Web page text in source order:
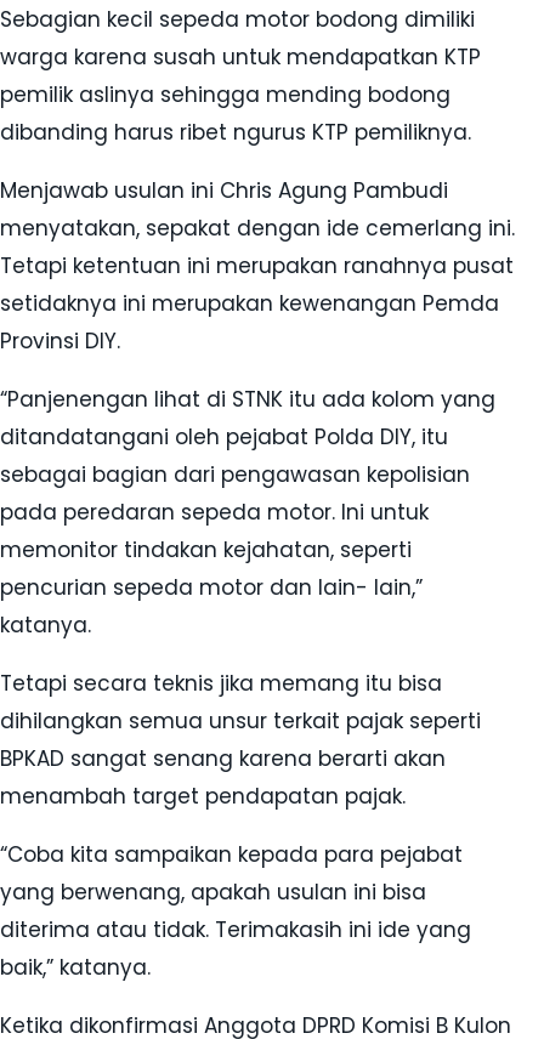
Sebagian kecil sepeda motor bodong dimiliki
warga karena susah untuk mendapatkan KTP
pemilik aslinya sehingga mending bodong
dibanding harus ribet ngurus KTP pemiliknya.
Menjawab usulan ini Chris Agung Pambudi
menyatakan, sepakat dengan ide cemerlang ini.
Tetapi ketentuan ini merupakan ranahnya pusat
setidaknya ini merupakan kewenangan Pemda
Provinsi DIY.
“Panjenengan lihat di STNK itu ada kolom yang
ditandatangani oleh pejabat Polda DIY, itu
sebagai bagian dari pengawasan kepolisian
pada peredaran sepeda motor. Ini untuk
memonitor tindakan kejahatan, seperti
pencurian sepeda motor dan lain- lain,”
katanya.
Tetapi secara teknis jika memang itu bisa
dihilangkan semua unsur terkait pajak seperti
BPKAD sangat senang karena berarti akan
menambah target pendapatan pajak.
“Coba kita sampaikan kepada para pejabat
yang berwenang, apakah usulan ini bisa
diterima atau tidak. Terimakasih ini ide yang
baik,” katanya.
Ketika dikonfirmasi Anggota DPRD Komisi B Kulon